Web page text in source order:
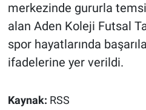
merkezinde gururla
alan Aden Koleji Futsal
spor hayatlarında
ifadelerine yer verildi.
Kaynak: RSS